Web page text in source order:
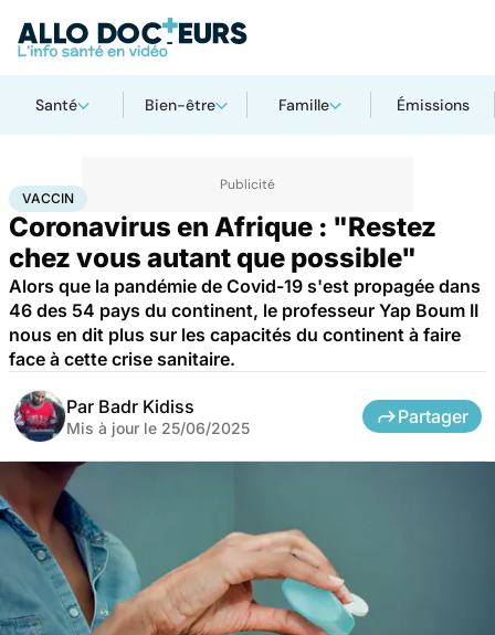
Santé Bien-être Famille Émissions
AccueilSanté Maladies infectieuses
VACCIN
Coronavirus en Afrique : "Restez
chez vous autant que possible"
Alors que la pandémie de Covid-19 s'est propagée dans
46 des 54 pays du continent, le professeur Yap Boum II
nous en dit plus sur les capacités du continent à faire
face à cette crise sanitaire.
Par Badr Kidiss
Mis à jour le 25/06/2025
Partager